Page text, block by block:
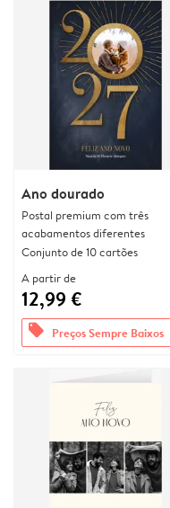
Ano dourado
Postal premium com três
acabamentos diferentes
Conjunto de 10 cartões
A partir de
12,99 €
offers Preços Sempre Baixos